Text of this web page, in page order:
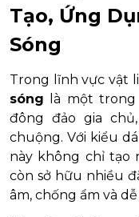
Tạo, Ứng
Sóng
Trong lĩnh vực vật
sóng là một
đông đảo gia
chuộng. Với kiểu
này không chỉ tạo
còn sở hữu nhiều
âm, chống ẩm và